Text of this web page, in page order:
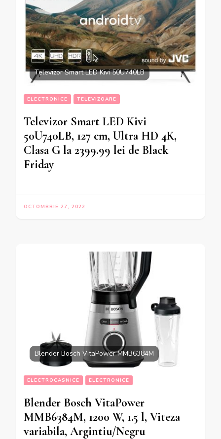
Televizor Smart LED Kivi 50U740LB
ELECTRONICE TELEVIZOARE
Televizor Smart LED Kivi
50U740LB, 127 cm, Ultra HD 4K,
Clasa G la 2399.99 lei de Black
Friday
OCTOMBRIE 27, 2022
Blender Bosch VitaPower MMB6384M
ELECTROCASNICE ELECTRONICE
Blender Bosch VitaPower
MMB6384M, 1200 W, 1.5 l, Viteza
variabila, Argintiu/Negru